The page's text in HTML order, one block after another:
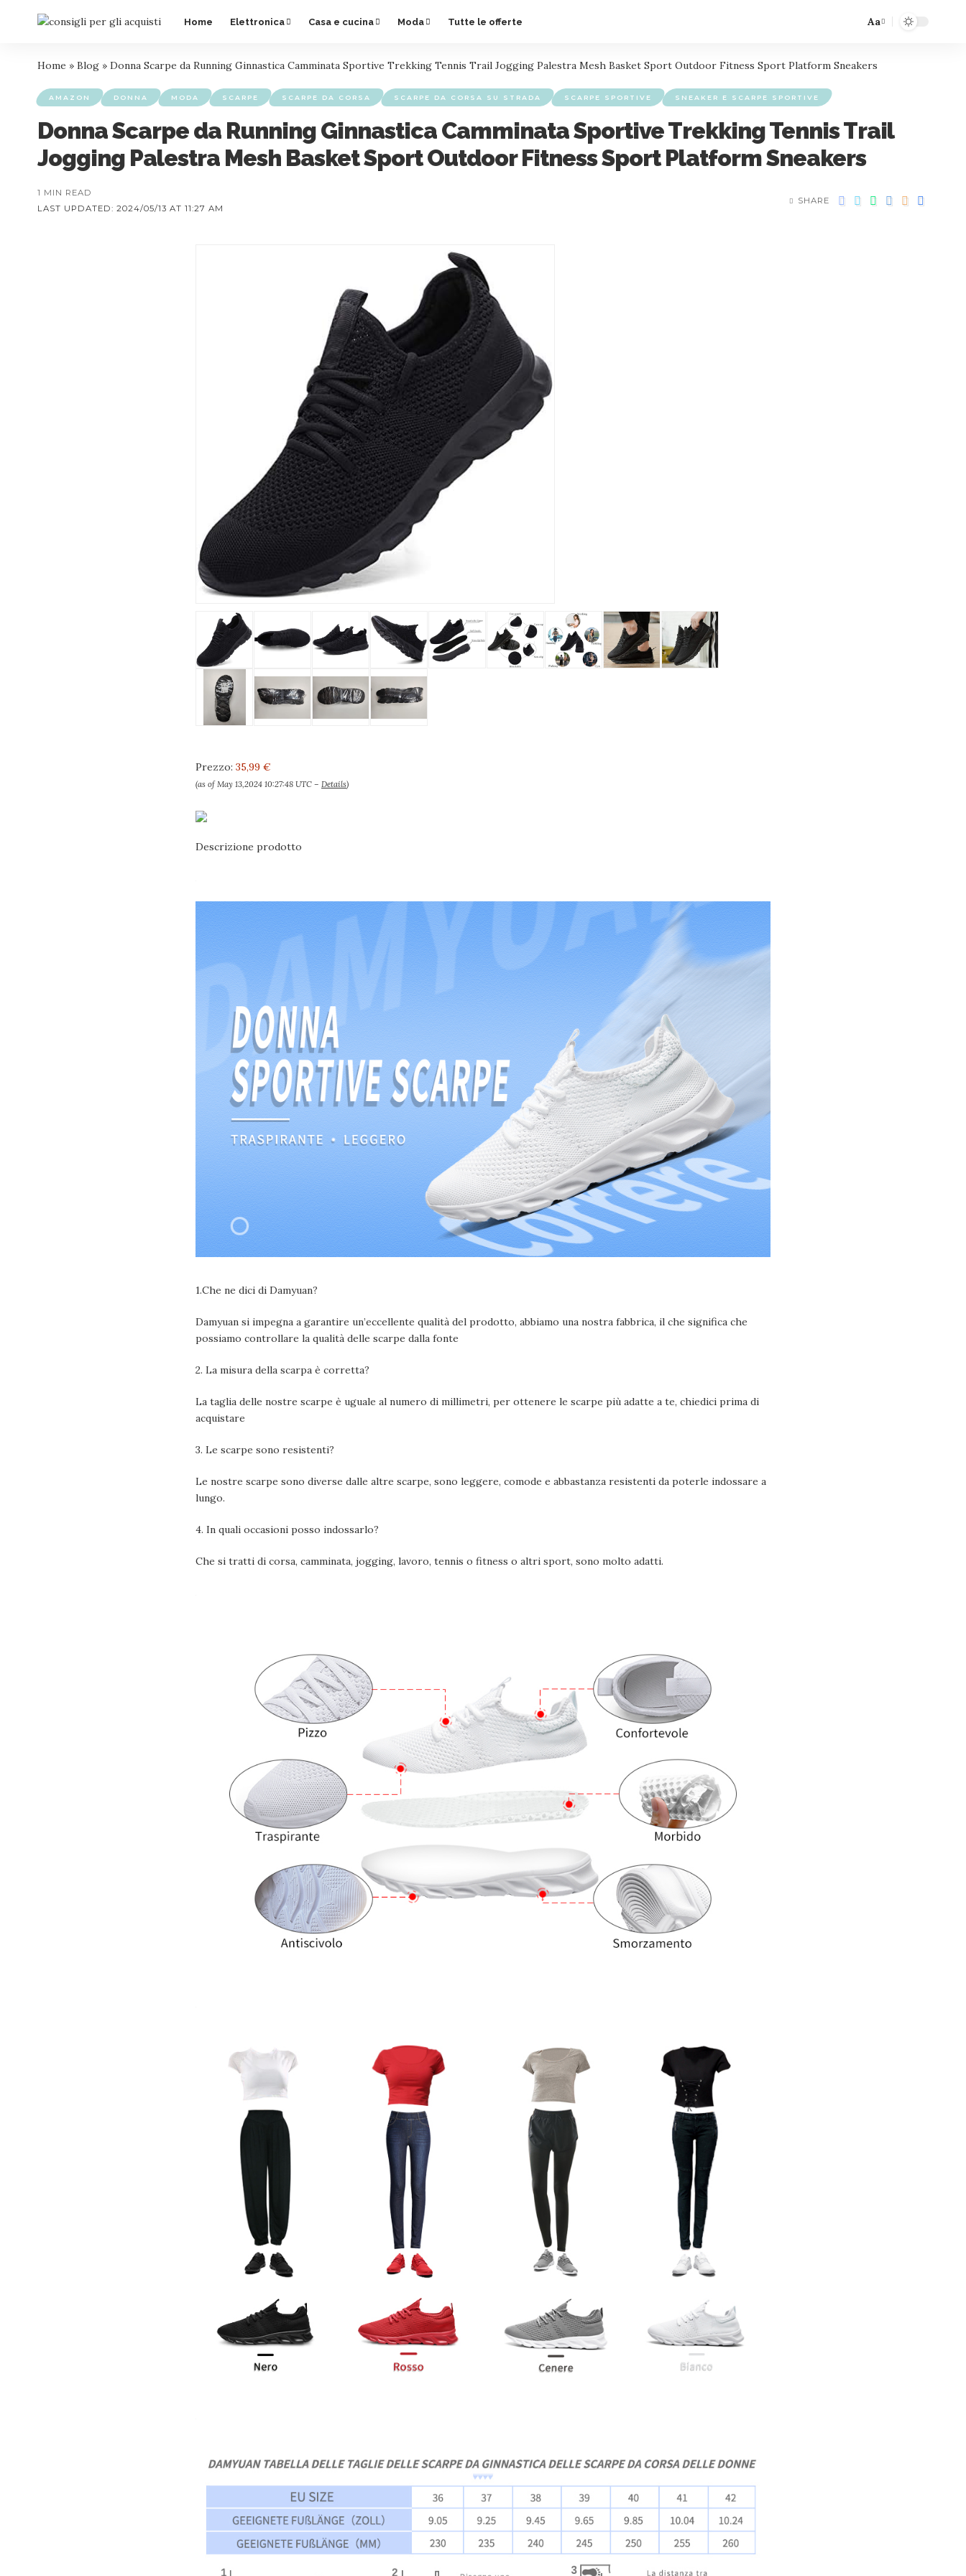
Home Elettronica Casa e cucina Moda Tutte le offerte Aa
Home » Blog » Donna Scarpe da Running Ginnastica Camminata Sportive Trekking Tennis Trail Jogging Palestra Mesh Basket Sport Outdoor Fitness Sport Platform Sneakers
AMAZON DONNA MODA SCARPE SCARPE DA CORSA SCARPE DA CORSA SU STRADA SCARPE SPORTIVE SNEAKER E SCARPE SPORTIVE
Donna Scarpe da Running Ginnastica Camminata Sportive Trekking Tennis Trail
Jogging Palestra Mesh Basket Sport Outdoor Fitness Sport Platform Sneakers
LAST UPDATED: 2024/05/13 AT 11:27 AM
1 MIN READ
SHARE
Prezzo: 35,99 €
(as of May 13,2024 10:27:48 UTC – Details)
Descrizione prodotto
1.Che ne dici di Damyuan?
Damyuan si impegna a garantire un’eccellente qualità del prodotto, abbiamo una nostra fabbrica, il che significa che
possiamo controllare la qualità delle scarpe dalla fonte
2. La misura della scarpa è corretta?
La taglia delle nostre scarpe è uguale al numero di millimetri, per ottenere le scarpe più adatte a te, chiedici prima di
acquistare
3. Le scarpe sono resistenti?
Le nostre scarpe sono diverse dalle altre scarpe, sono leggere, comode e abbastanza resistenti da poterle indossare a
lungo.
4. In quali occasioni posso indossarlo?
Che si tratti di corsa, camminata, jogging, lavoro, tennis o fitness o altri sport, sono molto adatti.